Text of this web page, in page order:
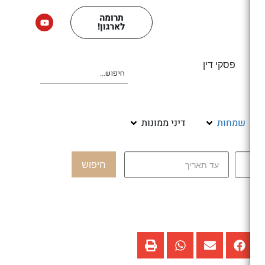
תרומה
לארגון!
פסקי דין
שמחות דיני ממונות
חיפוש